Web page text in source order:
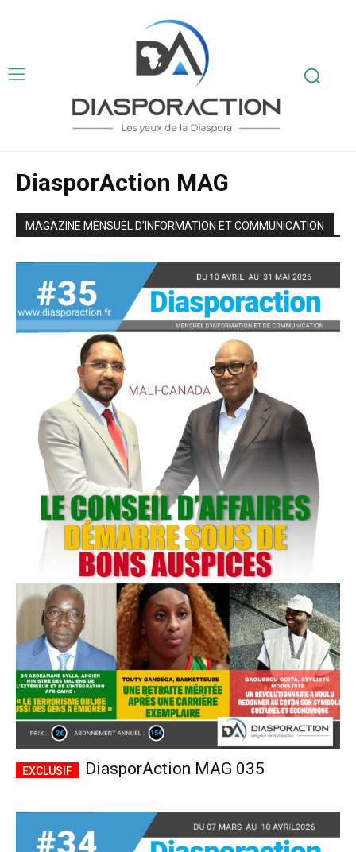
DiasporAction MAG
MAGAZINE MENSUEL D’INFORMATION ET COMMUNICATION
DiasporAction MAG 035